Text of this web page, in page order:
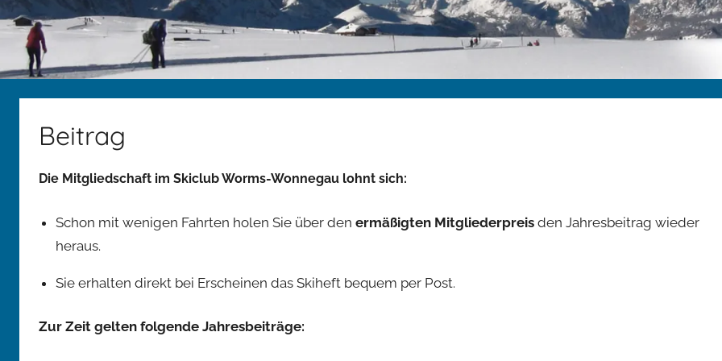
Beitrag
Die Mitgliedschaft im Skiclub Worms-Wonnegau lohnt sich:
Schon mit wenigen Fahrten holen Sie über denermäßigten Mitgliederpreis den Jahresbeitrag wieder
heraus.
Sie erhalten direkt bei Erscheinen das Skiheft bequem per Post.
Zur Zeit gelten folgende Jahresbeiträge: